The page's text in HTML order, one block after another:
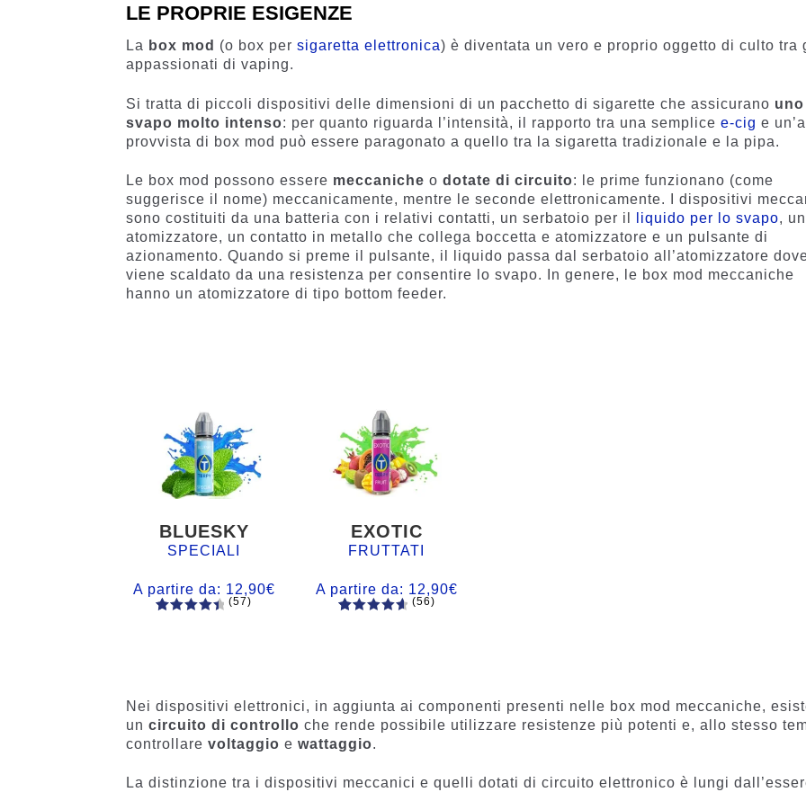
LE PROPRIE ESIGENZE
La box mod (o box persigaretta elettronica) è diventata un vero e proprio oggetto di culto tra
appassionati di vaping.
Si tratta di piccoli dispositivi delle dimensioni di un pacchetto di sigarette che assicurano uno
svapo molto intenso: per quanto riguarda l’intensità, il rapporto tra una semplicee-cig e
provvista di box mod può essere paragonato a quello tra la sigaretta tradizionale e la pipa.
Le box mod possono essere meccanicheodotate di circuito: le prime funzionano (come
suggerisce il nome) meccanicamente, mentre le seconde elettronicamente. I dispositivi
sono costituiti da una batteria con i relativi contatti, un serbatoio per il
liquido per lo svapo, un
atomizzatore, un contatto in metallo che collega boccetta e atomizzatore e un pulsante di
azionamento. Quando si preme il pulsante, il liquido passa dal serbatoio all’atomizzatore
viene scaldato da una resistenza per consentire lo svapo. In genere, le box mod meccaniche
hanno un atomizzatore di tipo bottom feeder.
BLUESKY
SPECIALI
A partire da: 12,90€
recensio
ni
(57)
EXOTIC
FRUTTATI
A partire da: 12,90€
recension
i
(56)
Nei dispositivi elettronici, in aggiunta ai componenti presenti nelle box mod meccaniche,
uncircuito di controllo che rende possibile utilizzare resistenze più potenti e, allo stesso
controllarevoltaggioewattaggio.
La distinzione tra i dispositivi meccanici e quelli dotati di circuito elettronico è lungi